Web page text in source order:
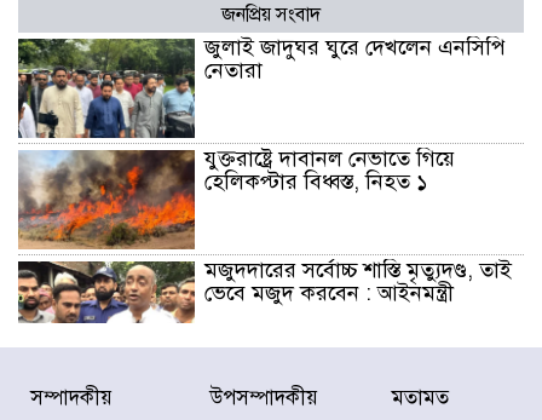
জনপ্রিয় সংবাদ
জুলাই জাদুঘর ঘুরে দেখলেন এনসিপি
নেতারা
যুক্তরাষ্ট্রে দাবানল নেভাতে গিয়ে
হেলিকপ্টার বিধ্বস্ত, নিহত ১
মজুদদারের সর্বোচ্চ শাস্তি মৃত্যুদণ্ড, তাই
ভেবে মজুদ করবেন : আইনমন্ত্রী
আন্তর্জাতিক আদিবাসী দিবস: রাষ্ট্রের
দায়িত্ব ও দায়বদ্ধতা II – মং এ খেন
সম্পাদকীয় উপসম্পাদকীয় মতামত